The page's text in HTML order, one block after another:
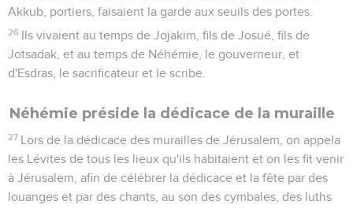
Akkub, portiers, faisaient la garde aux seuils des portes.
26 Ils vivaient au temps de Jojakim, fils de Josué, fils de
Jotsadak, et au temps de Néhémie, le gouverneur, et
d'Esdras, le sacrificateur et le scribe.
Néhémie préside la dédicace de la muraille
27 Lors de la dédicace des murailles de Jérusalem, on appela
les Lévites de tous les lieux qu'ils habitaient et on les fit venir
à Jérusalem, afin de célébrer la dédicace et la fête par des
louanges et par des chants, au son des cymbales, des luths